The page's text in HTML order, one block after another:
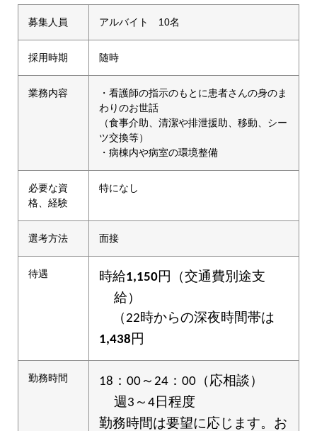
募集人員 アルバイト 10名
採用時期 随時
業務内容
・看護師の指示のもとに患者さんの身のま
わりのお世話
（食事介助、清潔や排泄援助、移動、シー
ツ交換等）
・病棟内や病室の環境整備
必要な資
格、経験
特になし
選考方法 面接
待遇 時給1,150円 （交通費別途支
給）
（22時からの深夜時間帯は
1,438円
勤務時間 18 ： 00 ～ 24 ： 00 （応相談）
週3 ～4日程度
勤務時間は要望に応じます。お